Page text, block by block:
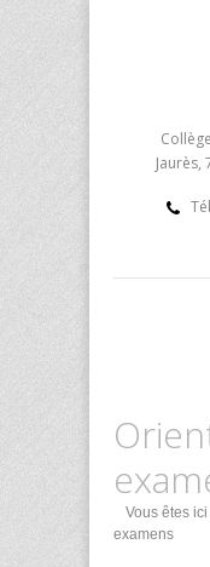
Jaurès,
Vous êtes ici
examens